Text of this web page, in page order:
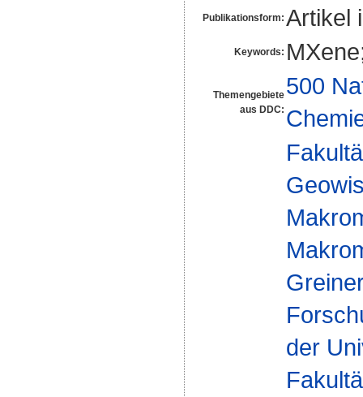
Publikationsform: Artikel
Keywords:
Themengebiete
aus DDC:
500
der